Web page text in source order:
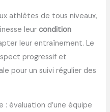
athlètes de tous niveaux,
leurcondition
leur entraînement. Le
progressif et
pour un suivi régulier des
évaluation d’une équipe